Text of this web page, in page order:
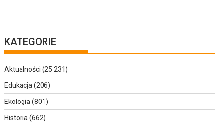
KATEGORIE
Aktualności (25 231)
Edukacja (206)
Ekologia (801)
Historia (662)